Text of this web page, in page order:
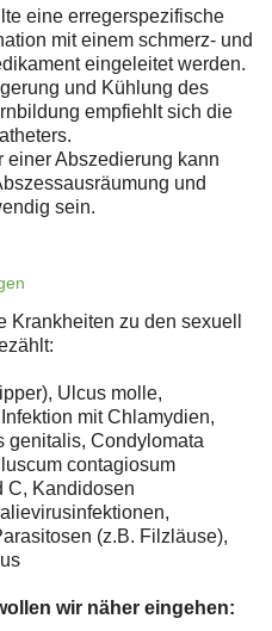
eine erregerspezifische
mit einem schmerz- und
eingeleitet werden.
und Kühlung des
empfiehlt sich die
einer Abszedierung kann
und
sein.
Krankheiten zu den sexuell
Ulcus molle,
mit Chlamydien,
genitalis, Condylomata
contagiosum
C, Kandidosen
(z.B. Filzläuse),
wir näher eingehen: